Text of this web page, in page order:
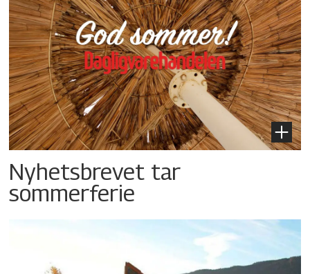
Nyhetsbrevet tar
sommerferie